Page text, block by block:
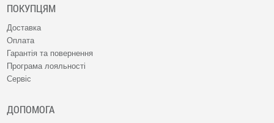
ПОКУПЦЯМ
Доставка
Оплата
Гарантія та повернення
Програма лояльності
Сервіс
ДОПОМОГА